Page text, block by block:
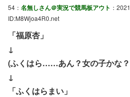
54： 名無しさん＠実況で競馬板アウト ：
ID:M8Wjoa4R0.net
「福原杏」
↓
(ふくはら……あん？女の子かな
↓
「ふくはらまい」